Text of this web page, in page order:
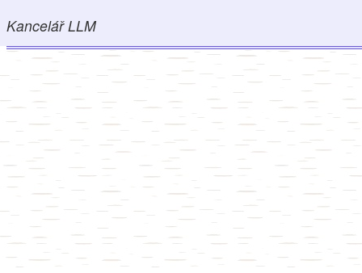
Kancelář LLM